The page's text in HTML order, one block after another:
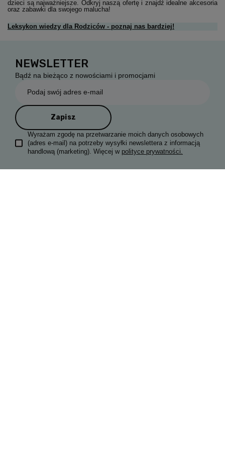
dzieci są najważniejsze. Odkryj naszą ofertę i znajdź idealne akcesoria
oraz zabawki dla swojego malucha!
Leksykon wiedzy dla Rodziców - poznaj nas bardziej!
NEWSLETTER
Bądź na bieżąco z nowościami i promocjami
Podaj swój adres e-mail
Zapisz
Wyrażam zgodę na przetwarzanie moich danych osobowych
(adres e-mail) na potrzeby wysyłki newslettera z informacją
handlową (marketing). Więcej w polityce prywatności.